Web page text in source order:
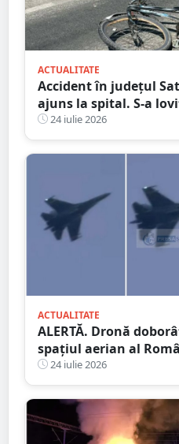
ACTUALITATE
Accident în județul
ajuns la spital. S-a
de un tânăr șofer
24 iulie 2026
ACTUALITATE
ALERTĂ. Dronă
spațiul aerian al
județului Buzău
24 iulie 2026